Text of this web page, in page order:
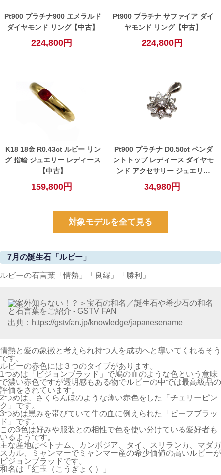
Pt900 プラチナ900 エメラルド
ダイヤモンド リング【中古】
224,800円
Pt900 プラチナ サファイア ダイ
ヤモンド リング【中古】
224,800円
K18 18金 R0.43ct ルビー リン
グ 指輪 ジュエリー レディース
【中古】
159,800円
Pt900 プラチナ D0.50ct ペンダ
ントトップ レディース ダイヤモ
ンド アクセサリー ジュエリー
【中古】
34,980円
対象モデルを全て見る
7月の誕生石「ルビー」
ルビーの石言葉「情熱」「良縁」「勝利」
出典：https://gstvfan.jp/knowledge/japanesename
情熱と愛の象徴と考えられ持つ人を成功へと導いてくれるそう
です。
ルビーの赤色には３つのタイプがあります。
1つめは「ビジョンブラッド」で鳩の血のような色という意味
で濃い赤色ですが透明感もある物でルビーの中では最高級品の
評価をされています。
2つめは、さくらんぼのような薄い赤色をした「チェリーピン
ク」です。
3つめは黒みを帯びていて牛の血に例えられた「ビーフブラッ
ド」です。
この3色は好みや服装との相性で色を使い分けている愛好者も
いるようです。
主な産地はベトナム、カンボジア、タイ、スリランカ、マダガ
スカル、ミャンマーでミャンマー産の希少価値の高いルビーが
ピジョンブラッドです。
和名は「紅玉（こうぎょく）」